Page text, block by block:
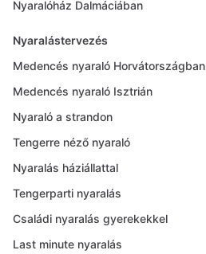
Nyaralóház Dalmáciában
Nyaralástervezés
Medencés nyaraló Horvátországban
Medencés nyaraló Isztrián
Nyaraló a strandon
Tengerre néző nyaraló
Nyaralás háziállattal
Tengerparti nyaralás
Családi nyaralás gyerekekkel
Last minute nyaralás